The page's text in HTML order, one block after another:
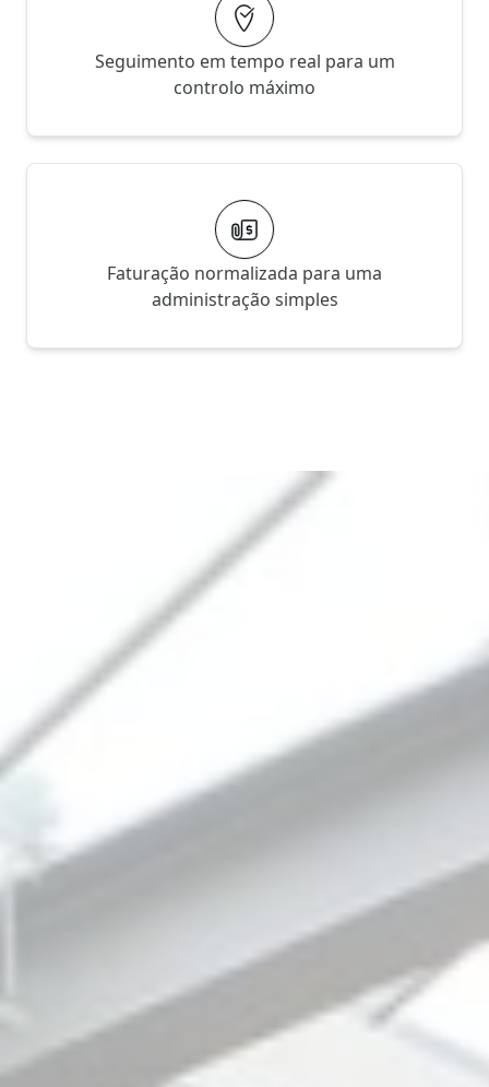
Seguimento em tempo real para um
controlo máximo
Faturação normalizada para uma
administração simples